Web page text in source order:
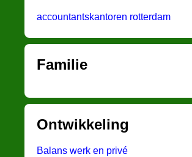
accountantskantoren rotterdam
Familie
Ontwikkeling
Balans werk en privé